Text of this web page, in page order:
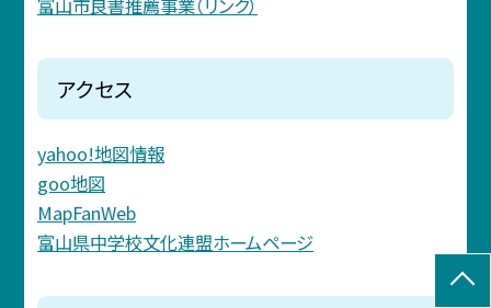
アクセス
yahoo!地図情報
goo地図
MapFanWeb
富山県中学校文化連盟ホームページ